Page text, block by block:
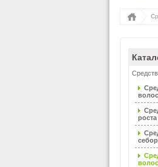
волос
волос